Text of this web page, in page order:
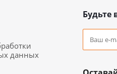
данных
Будьте